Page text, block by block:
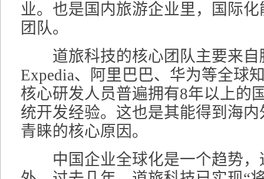
业。也是国内旅游企业里，国际
团队。
道旅科技的核心团队主要来自
Expedia、阿里巴巴、华为等全球
核心研发人员普遍拥有8年以上的
统开发经验。这也是其能得到海
青睐的核心原因。
中国企业全球化是一个趋势，